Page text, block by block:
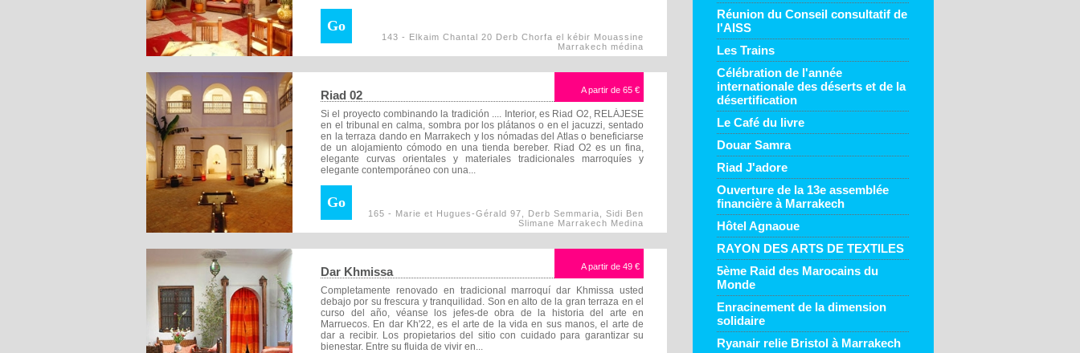
143 - Elkaim Chantal 20 Derb Chorfa el kébir Mouassine
Marrakech médina
Go
Riad 02 A partir de 65 €
Si el proyecto combinando la tradición .... Interior, es Riad O2, RELÁJESE
en el tribunal en calma, sombra por los plátanos o en el jacuzzi, sentado
en la terraza dando en Marrakech y los nómadas del Atlas o beneficiarse
de un alojamiento cómodo en una tienda bereber. Riad O2 es un fina,
elegante curvas orientales y materiales tradicionales marroquíes y
elegante contemporáneo con una...
165 - Marie et Hugues-Gérald 97, Derb Semmaria, Sidi Ben
Slimane Marrakech Medina
Go
Dar Khmissa A partir de 49 €
Completamente renovado en tradicional marroquí dar Khmissa usted
debajo por su frescura y tranquilidad. Son en alto de la gran terraza en el
curso del año, véanse los jefes-de obra de la historia del arte en
Marruecos. En dar Kh'22, es el arte de la vida en sus manos, el arte de
dar a recibir. Los propietarios del sitio con cuidado para garantizar su
bienestar. Entre su fluida de vivir en...
Réunion du Conseil consultatif de
l'AISS
Les Trains
Célébration de l'année
internationale des déserts et de la
désertification
Le Café du livre
Douar Samra
Riad J'adore
Ouverture de la 13e assemblée
financière à Marrakech
Hôtel Agnaoue
RAYON DES ARTS DE TEXTILES
5ème Raid des Marocains du
Monde
Enracinement de la dimension
solidaire
Ryanair relie Bristol à Marrakech